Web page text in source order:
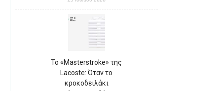
Το «Masterstroke» της
Lacoste: Όταν το
κροκοδειλάκι